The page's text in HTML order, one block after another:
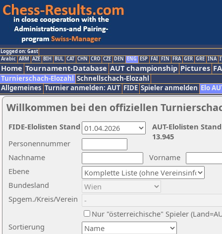
Logged on: Gast
Arabic ARM AZE BIH BUL CAT CHN CRO CZE DEN ENG ESP FAI FIN FRA GER GRE INA
Home Tournament-Database AUT championship Pictures
Turnierschach-Elozahl Schnellschach-Elozahl
Allgemeines Turnier anmelden: AUT FIDE Spieler anmelden Elo
Willkommen bei den offiziellen
Nachname
Vorname
Ebene
Sortierung
Personennummer
Bundesland
Spgem./Kreis/Verein
Nur "österreichische" Spieler
AUT-Elolisten
13.945
FIDE-Elolisten Stand